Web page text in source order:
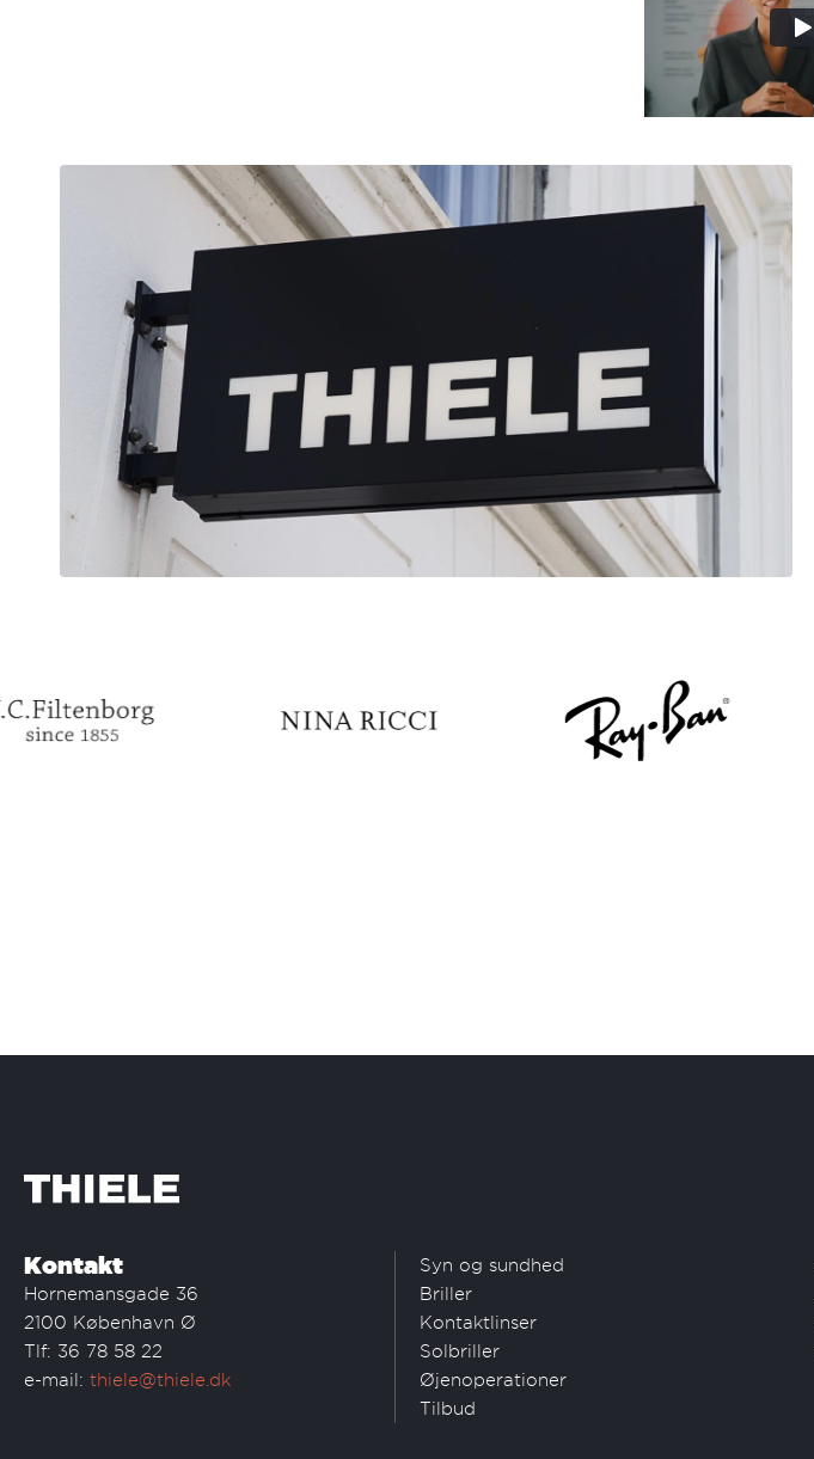
Kontakt
Hornemansgade 36
2100 København Ø
Tlf: 36 78 58 22
e-mail: thiele@thiele.dk
Syn og sundhed
Briller
Kontaktlinser
Solbriller
Øjenoperationer
Tilbud